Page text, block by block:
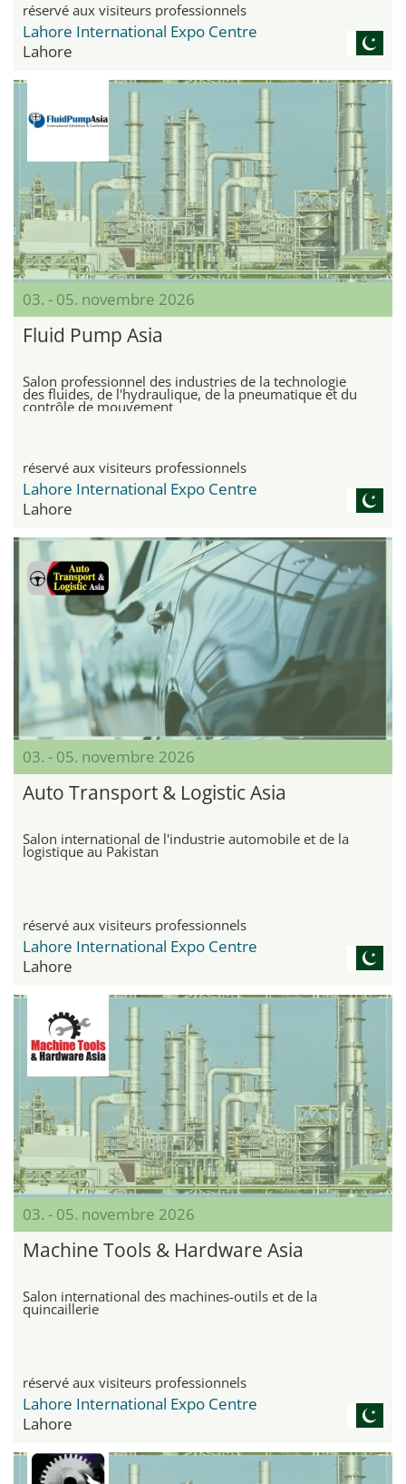
réservé aux visiteurs professionnels
Lahore International Expo Centre
Lahore
03. - 05. novembre 2026
Fluid Pump Asia
Salon professionnel des industries de la technologie
des fluides, de l'hydraulique, de la pneumatique et du
contrôle de mouvement
réservé aux visiteurs professionnels
Lahore International Expo Centre
Lahore
03. - 05. novembre 2026
Auto Transport & Logistic Asia
Salon international de l'industrie automobile et de la
logistique au Pakistan
réservé aux visiteurs professionnels
Lahore International Expo Centre
Lahore
03. - 05. novembre 2026
Machine Tools & Hardware Asia
Salon international des machines-outils et de la
quincaillerie
réservé aux visiteurs professionnels
Lahore International Expo Centre
Lahore